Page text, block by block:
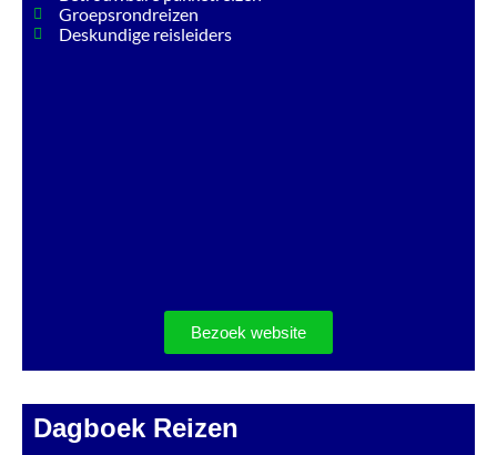
Groepsrondreizen
Deskundige reisleiders
Bezoek website
Dagboek Reizen